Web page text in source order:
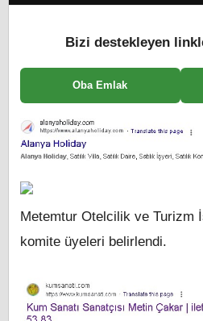
Bizi destekleyen
Oba Emlak
Metemtur Otelcilik ve Turizm
komite üyeleri belirlendi.